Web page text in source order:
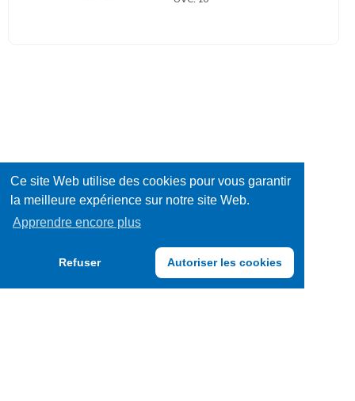
Ce site Web utilise des cookies pour vous garantir
la meilleure expérience sur notre site Web.
Apprendre encore plus
Refuser Autoriser les cookies